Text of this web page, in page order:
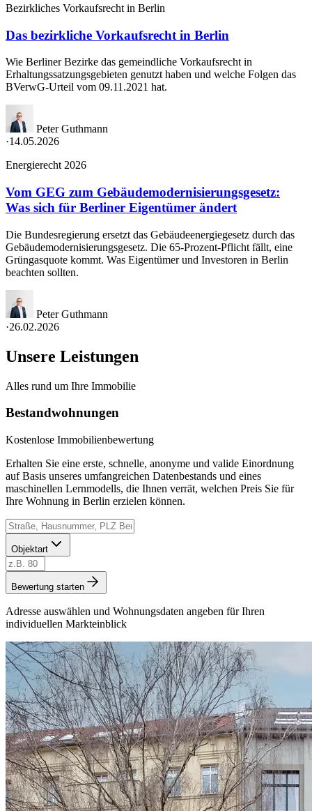
Bezirkliches Vorkaufsrecht in Berlin
Das bezirkliche Vorkaufsrecht in Berlin
Wie Berliner Bezirke das gemeindliche Vorkaufsrecht in
Erhaltungssatzungsgebieten genutzt haben und welche Folgen das
BVerwG-Urteil vom 09.11.2021 hat.
Peter Guthmann
·14.05.2026
Energierecht 2026
Vom GEG zum Gebäudemodernisierungsgesetz:
Was sich für Berliner Eigentümer ändert
Die Bundesregierung ersetzt das Gebäudeenergiegesetz durch das
Gebäudemodernisierungsgesetz. Die 65-Prozent-Pflicht fällt, eine
Grüngasquote kommt. Was Eigentümer und Investoren in Berlin
beachten sollten.
Peter Guthmann
·26.02.2026
Unsere Leistungen
Alles rund um Ihre Immobilie
Bestandwohnungen
Kostenlose Immobilienbewertung
Erhalten Sie eine erste, schnelle, anonyme und valide Einordnung
auf Basis unseres umfangreichen Datenbestands und eines
maschinellen Lernmodells, die Ihnen verrät, welchen Preis Sie für
Ihre Wohnung in Berlin erzielen können.
Objektart
Bewertung starten
Adresse auswählen und Wohnungsdaten angeben für Ihren
individuellen Markteinblick